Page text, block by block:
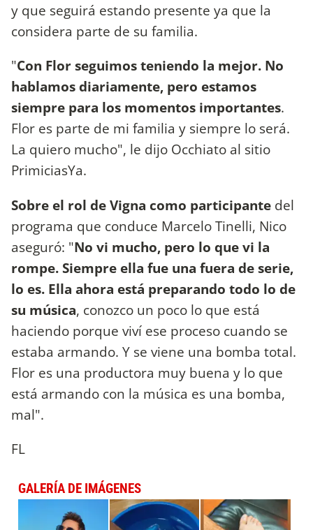
y que seguirá estando presente ya que la
considera parte de su familia.
"Con Flor seguimos teniendo la mejor. No
hablamos diariamente, pero estamos
siempre para los momentos importantes.
Flor es parte de mi familia y siempre lo será.
La quiero mucho", le dijo Occhiato al sitio
PrimiciasYa.
Sobre el rol de Vigna como participante del
programa que conduce Marcelo Tinelli, Nico
aseguró: "No vi mucho, pero lo que vi la
rompe. Siempre ella fue una fuera de serie,
lo es. Ella ahora está preparando todo lo de
su música, conozco un poco lo que está
haciendo porque viví ese proceso cuando se
estaba armando. Y se viene una bomba total.
Flor es una productora muy buena y lo que
está armando con la música es una bomba,
mal".
FL
GALERÍA DE IMÁGENES